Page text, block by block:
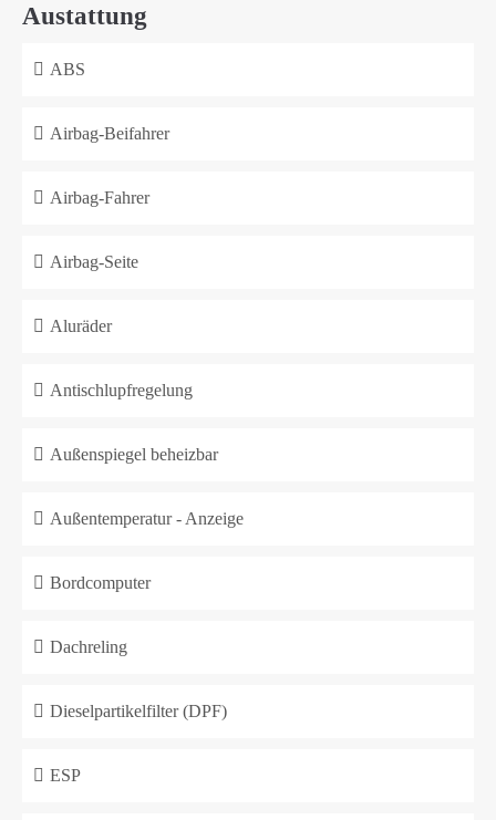
Austattung
ABS
Airbag-Beifahrer
Airbag-Fahrer
Airbag-Seite
Aluräder
Antischlupfregelung
Außenspiegel beheizbar
Außentemperatur - Anzeige
Bordcomputer
Dachreling
Dieselpartikelfilter (DPF)
ESP